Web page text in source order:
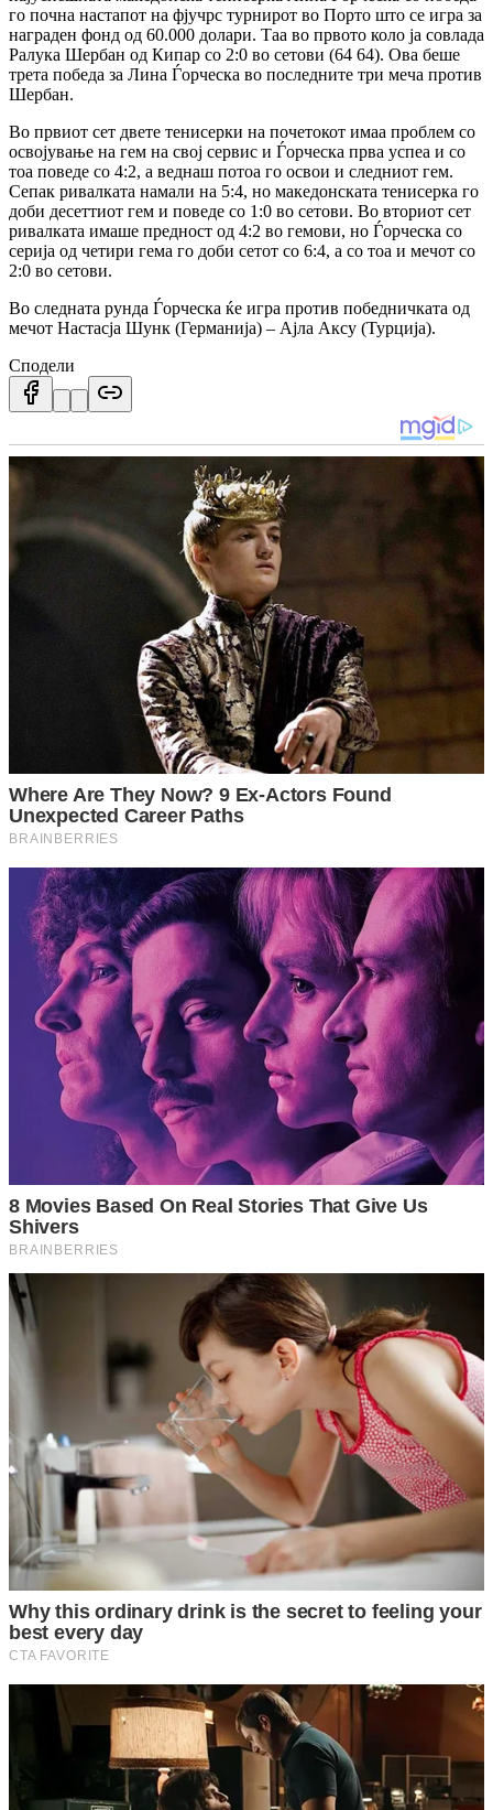
го почна настапот на фјучрс турнирот во Порто што се игра за
награден фонд од 60.000 долари. Таа во првото коло ја совлада
Ралука Шербан од Кипар со 2:0 во сетови (64 64). Ова беше
трета победа за Лина Ѓорческа во последните три меча против
Шербан.
Во првиот сет двете тенисерки на почетокот имаа проблем со
освојување на гем на свој сервис и Ѓорческа прва успеа и со
тоа поведе со 4:2, а веднаш потоа го освои и следниот гем.
Сепак ривалката намали на 5:4, но македонската тенисерка го
доби десеттиот гем и поведе со 1:0 во сетови. Во вториот сет
ривалката имаше предност од 4:2 во гемови, но Ѓорческа со
серија од четири гема го доби сетот со 6:4, а со тоа и мечот со
2:0 во сетови.
Во следната рунда Ѓорческа ќе игра против победничката од
мечот Настасја Шунк (Германија) – Ајла Аксу (Турција).
Сподели